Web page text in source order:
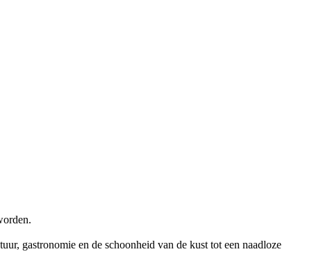
gastronomie en de schoonheid van de kust tot een naadloze